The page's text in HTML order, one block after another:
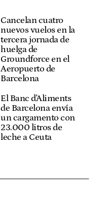
Cancelan cuatro
nuevos vuelos en la
tercera jornada de
huelga de
Groundforce en el
Aeropuerto de
Barcelona
El Banc d'Aliments
de Barcelona envía
un cargamento con
23.000 litros de
leche a Ceuta